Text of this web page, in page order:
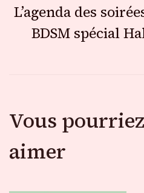
articles
L’agenda des
BDSM spécial
Vous
aimer